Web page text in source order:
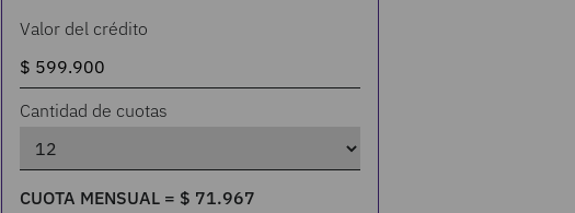
Valor del crédito
Cantidad de cuotas
CUOTA MENSUAL = $ 71.967